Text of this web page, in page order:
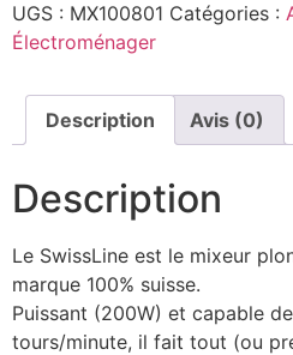
UGS : MX100801 Catégories :
Électroménager
Description Avis (0)
Description
Le SwissLine est le mixeur
marque 100% suisse.
Puissant (200W) et capable
tours/minute, il fait tout (ou